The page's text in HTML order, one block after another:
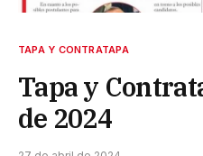
TAPA Y CONTRATAPA
Tapa y
de 2024